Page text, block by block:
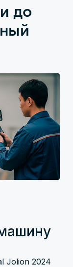
до
Jolion 2024